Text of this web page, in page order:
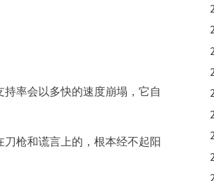
率会以多快的速度崩塌，它自
枪和谎言上的，根本经不起阳